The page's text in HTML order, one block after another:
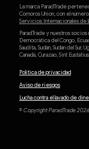
La marca ParadTrade
Comoros Union, con el
Servicios Internacionales de
ParadTrade y nuestros
Democrática del Congo,
Saudita, Sudán, Sudán del
Canadá, Curazao, Sint
Política de privacidad
Aviso de riesgos
Lucha contra el lavado de
© Copyright ParadTrade